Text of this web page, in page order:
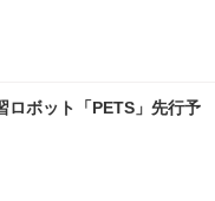
ロボット「PETS」先行予